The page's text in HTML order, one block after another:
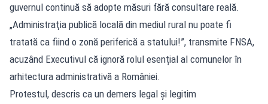
guvernul continuă să adopte măsuri fără consultare reală.
„Administraţia publică locală din mediul rural nu poate fi
tratată ca fiind o zonă periferică a statului!”, transmite FNSA,
acuzând Executivul că ignoră rolul esențial al comunelor în
arhitectura administrativă a României.
Protestul, descris ca un demers legal și legitim